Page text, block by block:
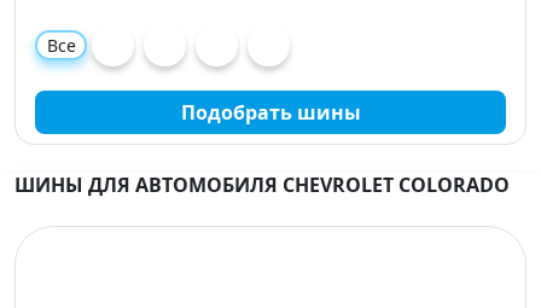
Все
Подобрать шины
ШИНЫ ДЛЯ АВТОМОБИЛЯ CHEVROLET COLORADO